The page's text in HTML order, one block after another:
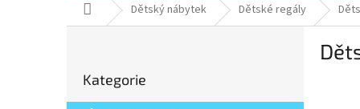
Domů Dětský nábytek Dětské regály
r
kategorie
Kategorie